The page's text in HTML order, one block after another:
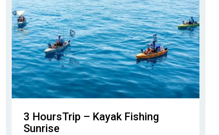
3 HoursTrip – Kayak Fishing
Sunrise